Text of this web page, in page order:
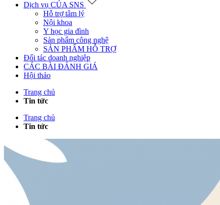
Dịch vụ CỦA SNS
Hỗ trợ tâm lý
Nội khoa
Y học gia đình
Sản phẩm công nghệ
SẢN PHẨM HỖ TRỢ
Đối tác doanh nghiệp
CÁC BÀI ĐÁNH GIÁ
Hội thảo
Trang chủ
Tin tức
Trang chủ
Tin tức